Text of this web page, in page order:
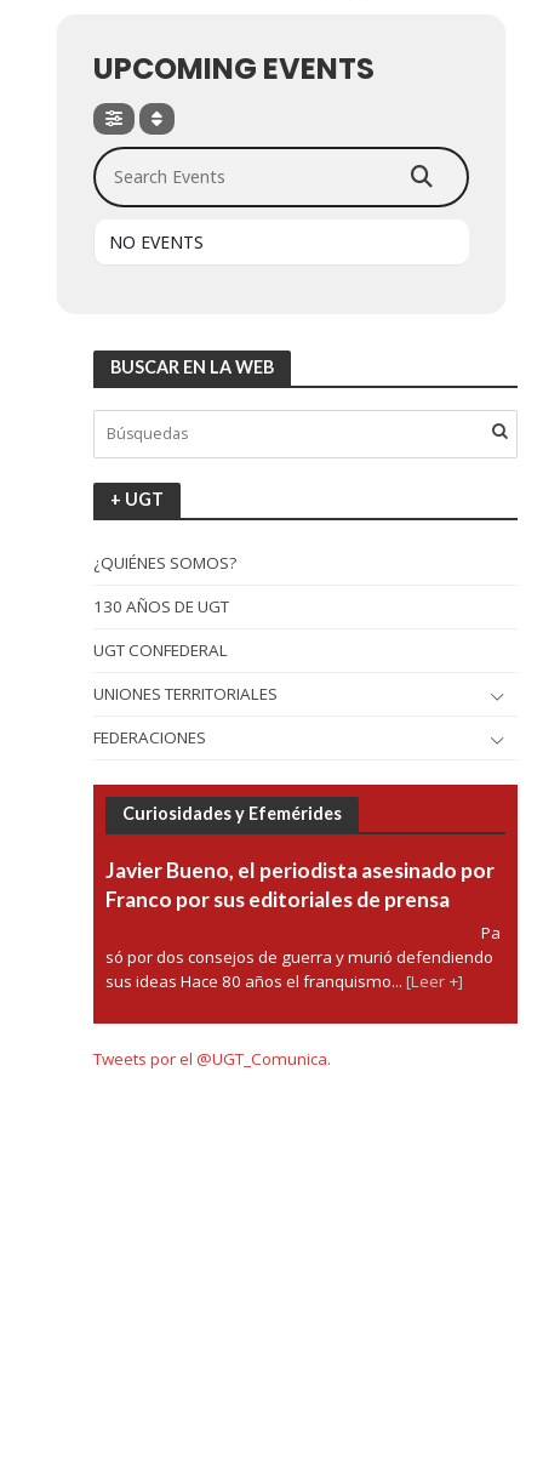
UPCOMING EVENTS
Search Events
NO EVENTS
BUSCAR EN LA WEB
+ UGT
¿QUIÉNES SOMOS?
130 AÑOS DE UGT
UGT CONFEDERAL
UNIONES TERRITORIALES
FEDERACIONES
Curiosidades y Efemérides
Javier Bueno, el periodista asesinado por
Franco por sus editoriales de prensa
Pa
só por dos consejos de guerra y murió defendiendo
sus ideas Hace 80 años el franquismo... [Leer +]
Tweets por el @UGT_Comunica.